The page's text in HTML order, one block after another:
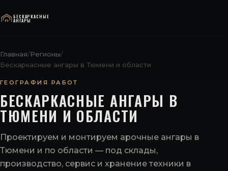
БЕСКАРКАСНЫЕ
АНГАРЫ
Главная/Регионы/
Бескаркасные ангары в Тюмени и области
ГЕОГРАФИЯ РАБОТ
БЕСКАРКАСНЫЕ АНГАРЫ В
ТЮМЕНИ И ОБЛАСТИ
Проектируем и монтируем арочные ангары в
Тюмени и по области — под склады,
производство, сервис и хранение техники в